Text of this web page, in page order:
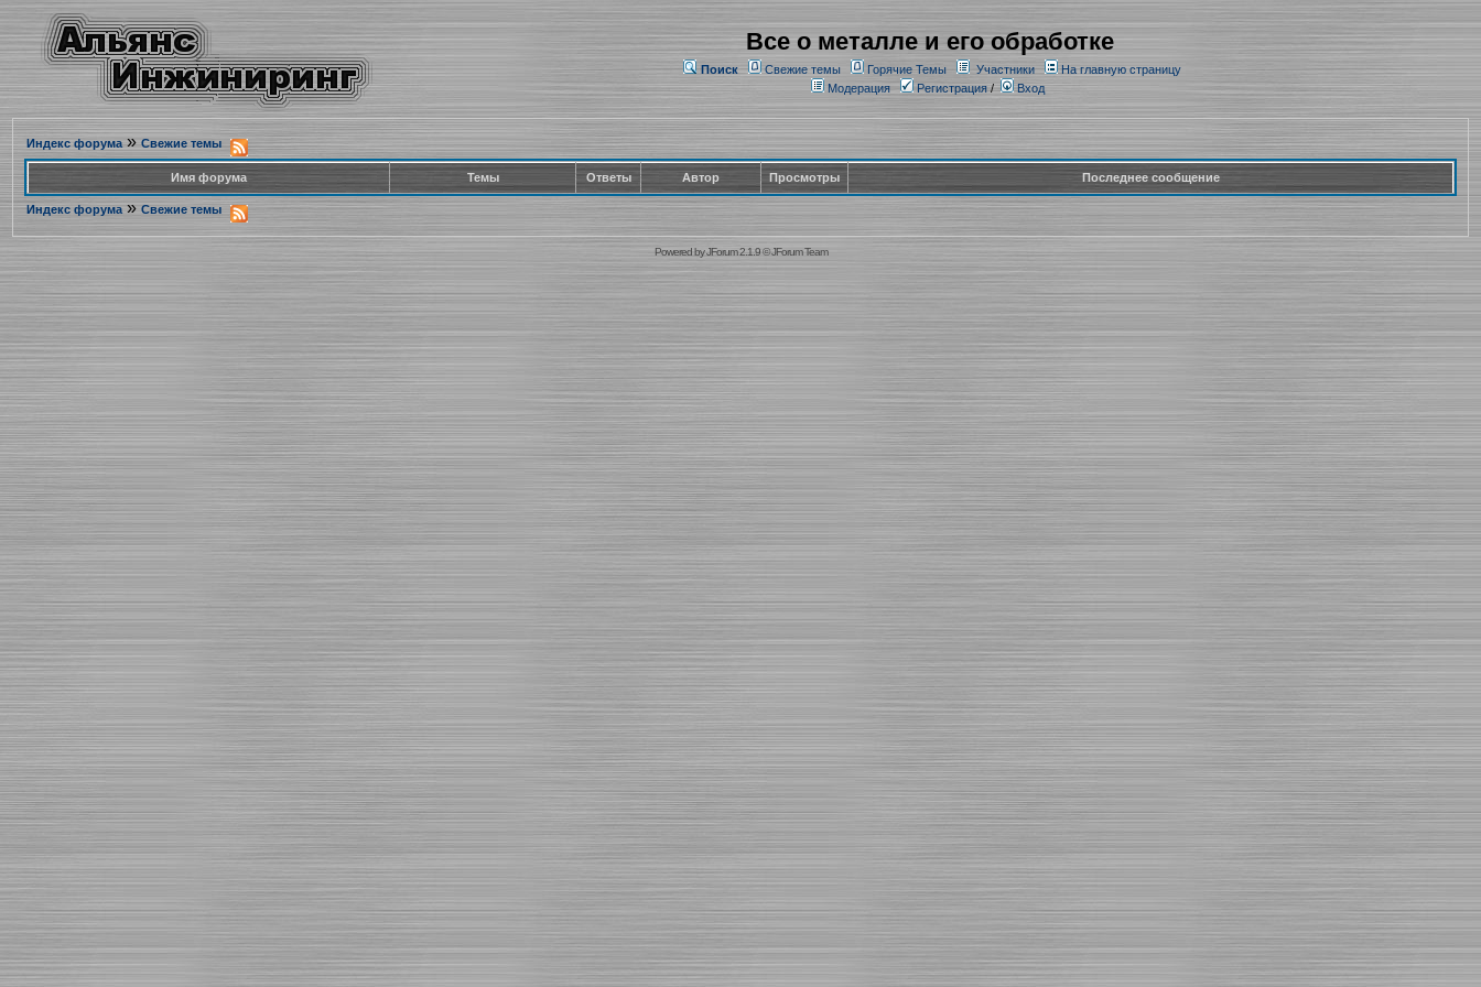
Все о металле и его обработке
Поиск Свежие темы Горячие Темы Участники
На главную страницу
Модерация
Регистрация/ Вход
Индекс форума» Свежие темы
Имя форума Темы Ответы Автор Просмотры Последнее сообщение
Индекс форума » Свежие темы
Powered byJForum 2.1.9©JForum Team